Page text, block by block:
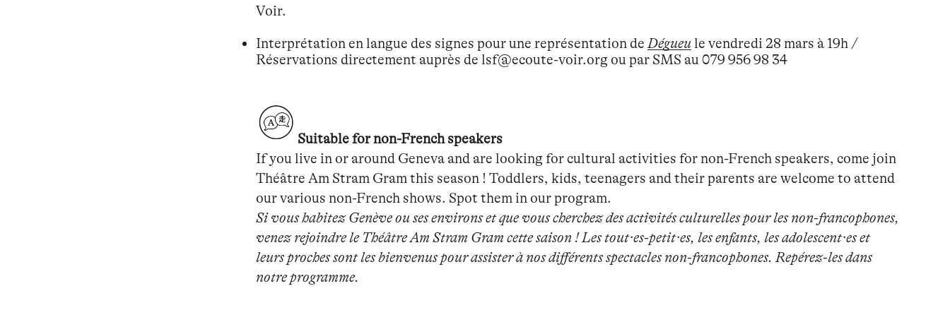
Voir.
Interprétation en langue des signes pour une représentation deDégueu le vendredi 28 mars à 19h /
Réservations directement auprès de lsf@ecoute-voir.org ou par SMS au 079 956 98 34
Suitable for non-French speakers
If you live in or around Geneva and are looking for cultural activities for non-French speakers, come join
Théâtre Am Stram Gram this season ! Toddlers, kids, teenagers and their parents are welcome to attend
our various non-French shows. Spot them in our program.
Si vous habitez Genève ou ses environs et que vous cherchez des activités culturelles pour les non-francophones,
venez rejoindre le Théâtre Am Stram Gram cette saison ! Les tout·es-petit·es, les enfants, les adolescent·es et
leurs proches sont les bienvenus pour assister à nos différents spectacles non-francophones. Repérez-les dans
notre programme.